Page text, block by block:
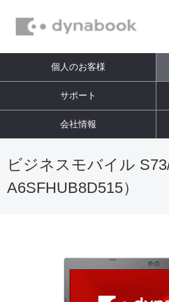
個人のお客様
サポート
会社情報
ビジネスモバイル
A6SFHUB8D515）